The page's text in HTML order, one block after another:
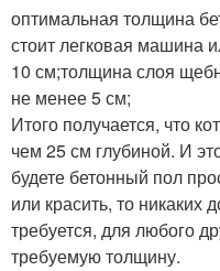
оптимальная толщина
стоит легковая машина
10 см;толщина слоя
не менее 5 см;
Итого получается, что
чем 25 см глубиной. И
будете бетонный пол
или красить, то никаких
требуется, для любого
требуемую толщину.